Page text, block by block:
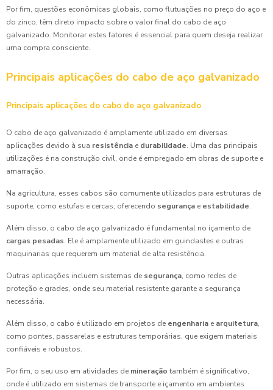
Por fim, questões econômicas globais, como flutuações no preço do aço e
do zinco, têm direto impacto sobre o valor final do cabo de aço
galvanizado. Monitorar estes fatores é essencial para quem deseja realizar
uma compra consciente.
Principais aplicações do cabo de aço galvanizado
Principais aplicações do cabo de aço galvanizado
O cabo de aço galvanizado é amplamente utilizado em diversas
aplicações devido à sua resistência e durabilidade. Uma das principais
utilizações é na construção civil, onde é empregado em obras de suporte e
amarração.
Na agricultura, esses cabos são comumente utilizados para estruturas de
suporte, como estufas e cercas, oferecendo segurança e estabilidade.
Além disso, o cabo de aço galvanizado é fundamental no içamento de
cargas pesadas. Ele é amplamente utilizado em guindastes e outras
maquinarias que requerem um material de alta resistência.
Outras aplicações incluem sistemas de segurança, como redes de
proteção e grades, onde seu material resistente garante a segurança
necessária.
Além disso, o cabo é utilizado em projetos de engenharia e arquitetura,
como pontes, passarelas e estruturas temporárias, que exigem materiais
confiáveis e robustos.
Por fim, o seu uso em atividades de mineração também é significativo,
onde é utilizado em sistemas de transporte e içamento em ambientes